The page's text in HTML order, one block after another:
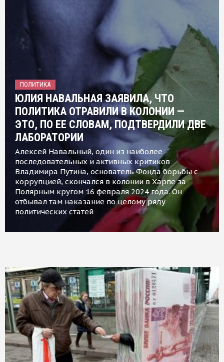
ПОЛИТИКА
ЮЛИЯ НАВАЛЬНАЯ ЗАЯВИЛА, ЧТО
ПОЛИТИКА ОТРАВИЛИ В КОЛОНИИ —
ЭТО, ПО ЕЕ СЛОВАМ, ПОДТВЕРДИЛИ ДВЕ
ЛАБОРАТОРИИ
Алексей Навальный, один из наиболее
последовательных и активных критиков
Владимира Путина, основатель Фонда борьбы с
коррупцией, скончался в колонии в Харпе за
Полярным кругом 16 февраля 2024 года. Он
отбывал там наказание по целому ряду
политических статей